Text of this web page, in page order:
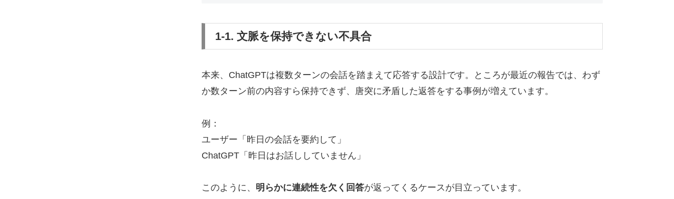
1-1. 文脈を保持できない不具合
本来、ChatGPTは複数ターンの会話を踏まえて応答する設計です。ところが最近の報告では、わず
か数ターン前の内容すら保持できず、唐突に矛盾した返答をする事例が増えています。
例：
ユーザー「昨日の会話を要約して」
ChatGPT「昨日はお話ししていません」
このように、 明らかに連続性を欠く回答が返ってくるケースが目立っています。